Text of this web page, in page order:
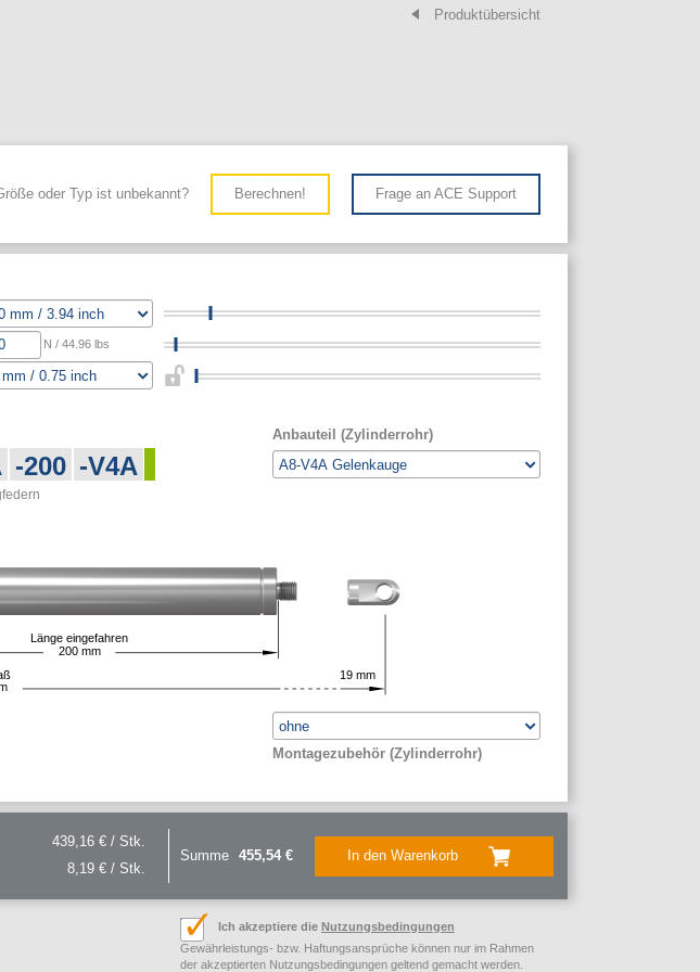
Produktübersicht
oder Typ ist unbekannt? Berechnen! Frage an ACE Support
N / 44.96 lbs
-200 -V4A
Anbauteil (Zylinderrohr)
Länge eingefahren
200 mm
19 mm
Montagezubehör (Zylinderrohr)
439,16 € / Stk.
8,19 € / Stk.
Summe 455,54 € In den Warenkorb
Ich akzeptiere die Nutzungsbedingungen
Gewährleistungs- bzw. Haftungsansprüche können nur im Rahmen
der akzeptierten Nutzungsbedingungen geltend gemacht werden.